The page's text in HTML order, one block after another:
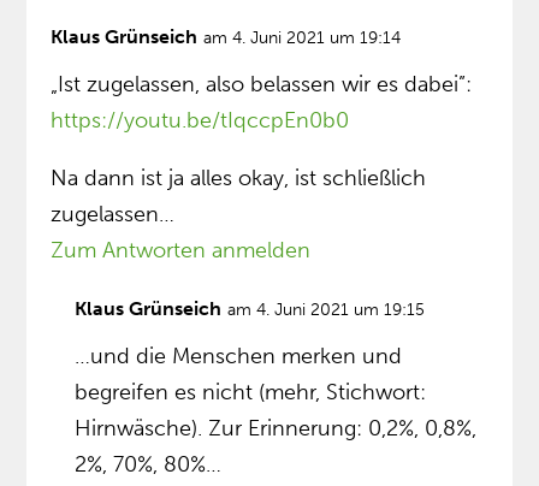
Klaus Grünseich am 4. Juni 2021 um 19:14
„Ist zugelassen, also belassen wir es dabei”:
https://youtu.be/tIqccpEn0b0
Na dann ist ja alles okay, ist schließlich
zugelassen…
Zum Antworten anmelden
Klaus Grünseich am 4. Juni 2021 um 19:15
…und die Menschen merken und
begreifen es nicht (mehr, Stichwort:
Hirnwäsche). Zur Erinnerung: 0,2%, 0,8%,
2%, 70%, 80%…